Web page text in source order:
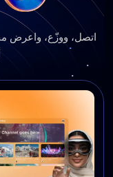
اتصل، ووزّع، واعرض